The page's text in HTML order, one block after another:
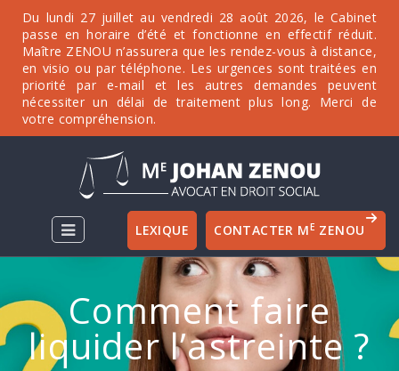
Du lundi 27 juillet au vendredi 28 août 2026, le Cabinet
passe en horaire d’été et fonctionne en effectif réduit.
Maître ZENOU n’assurera que les rendez-vous à distance,
en visio ou par téléphone. Les urgences sont traitées en
priorité par e-mail et les autres demandes peuvent
nécessiter un délai de traitement plus long. Merci de
votre compréhension.
CONTACTER ME ZENOU
LEXIQUE
Comment faire
liquider l’astreinte ?